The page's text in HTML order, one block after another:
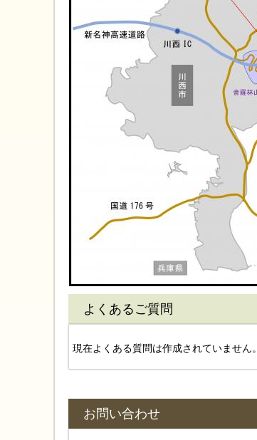
よくあるご質問
現在よくある質問は作成されていません。
お問い合わせ